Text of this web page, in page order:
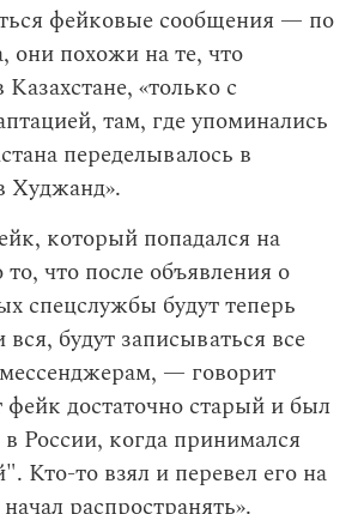
фейковые сообщения — по
они похожи на те, что
«только с
там, где упоминались
переделывалось в
Худжанд».
который попадался на
что после объявления о
спецслужбы будут теперь
вся, будут записываться все
— говорит
достаточно старый и был
России, когда принимался
Кто-то взял и перевел его на